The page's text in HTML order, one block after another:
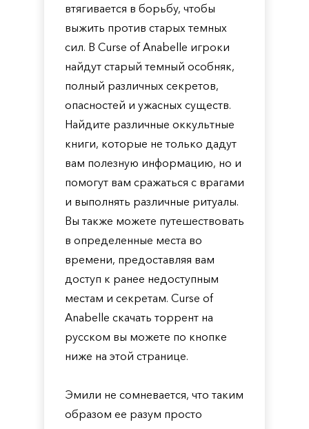
втягивается в борьбу, чтобы
выжить против старых темных
сил. В Curse of Anabelle игроки
найдут старый темный особняк,
полный различных секретов,
опасностей и ужасных существ.
Найдите различные оккультные
книги, которые не только дадут
вам полезную информацию, но и
помогут вам сражаться с врагами
и выполнять различные ритуалы.
Вы также можете путешествовать
в определенные места во
времени, предоставляя вам
доступ к ранее недоступным
местам и секретам. Curse of
Anabelle скачать торрент на
русском вы можете по кнопке
ниже на этой странице.
Эмили не сомневается, что таким
образом ее разум просто